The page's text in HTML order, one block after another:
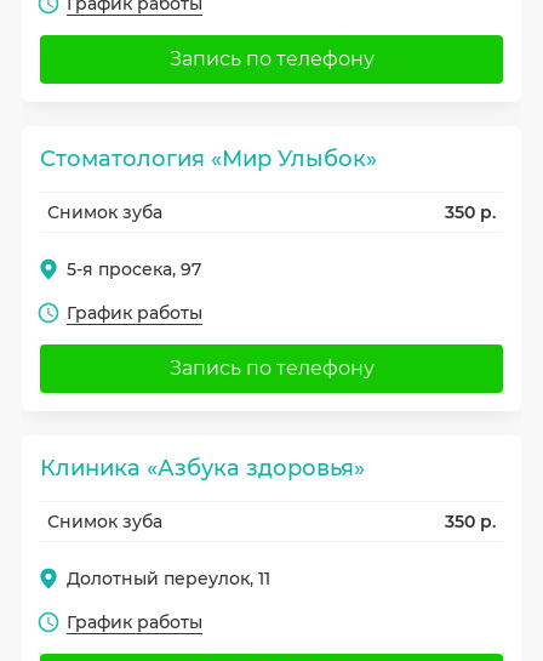
Запись по телефону
Стоматология «Мир Улыбок»
Снимок зуба 350 р.
5-я просека, 97
График работы
Запись по телефону
Клиника «Азбука здоровья»
Снимок зуба 350 р.
Долотный переулок, 11
График работы